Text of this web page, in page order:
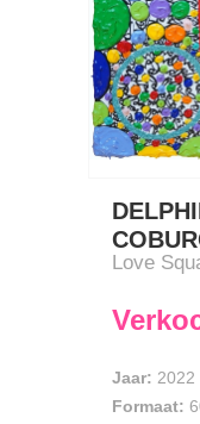
Love
Jaar: 2022
Formaat: